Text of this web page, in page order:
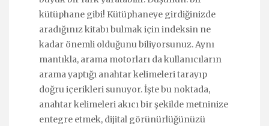
kütüphane gibi! Kütüphaneye girdiğinizde
aradığınız kitabı bulmak için indeksin ne
kadar önemli olduğunu biliyorsunuz. Aynı
mantıkla, arama motorları da kullanıcıların
arama yaptığı anahtar kelimeleri tarayıp
doğru içerikleri sunuyor. İşte bu noktada,
anahtar kelimeleri akıcı bir şekilde metninize
entegre etmek, dijital görünürlüğünüzü